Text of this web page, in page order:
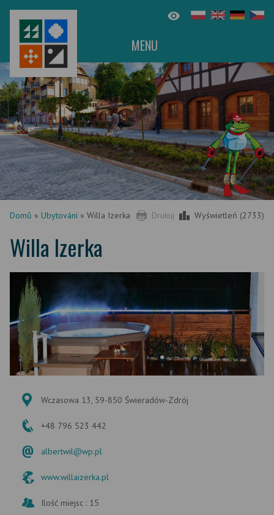
MENU
Drukuj Wyświetleń (2733)
Domů » Ubytování » Willa Izerka
Willa Izerka
Wczasowa 13, 59-850 Świeradów-Zdrój
+48 796 523 442
albertwil@wp.pl
www.willaizerka.pl
Ilość miejsc : 15